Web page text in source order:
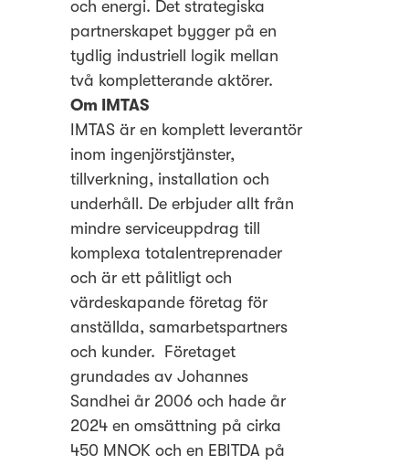
och energi. Det strategiska
partnerskapet bygger på en
tydlig industriell logik mellan
två kompletterande aktörer.
Om IMTAS
IMTAS är en komplett leverantör
inom ingenjörstjänster,
tillverkning, installation och
underhåll. De erbjuder allt från
mindre serviceuppdrag till
komplexa totalentreprenader
och är ett pålitligt och
värdeskapande företag för
anställda, samarbetspartners
och kunder. Företaget
grundades av Johannes
Sandhei år 2006 och hade år
2024 en omsättning på cirka
450 MNOK och en EBITDA på